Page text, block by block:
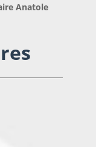
Anatole